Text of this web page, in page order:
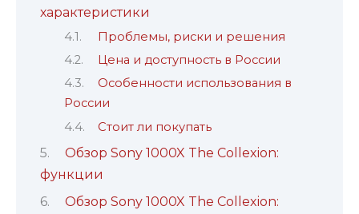
характеристики
Проблемы, риски и решения
Цена и доступность в России
Особенности использования в
России
Стоит ли покупать
Обзор Sony 1000X The Collexion:
функции
Обзор Sony 1000X The Collexion: